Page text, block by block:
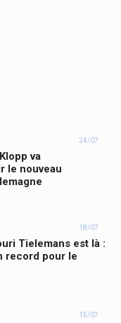
24/07
va
le nouveau
18/07
Tielemans est là :
record pour le
15/07